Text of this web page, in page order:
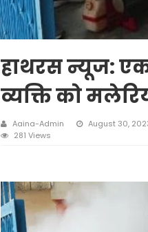
हाथरस न्यूज:
व्यक्ति को
Aaina-Admin August 30,
281 Views